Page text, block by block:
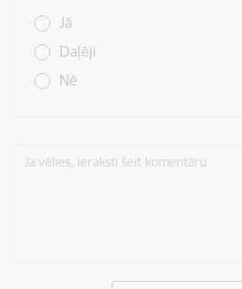
Jā
Daļēji
Nē
Ja vēlies, ieraksti šeit komentāru